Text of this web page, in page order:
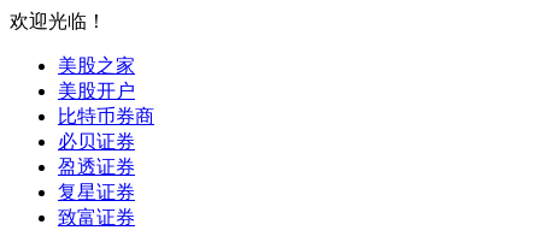
欢迎光临！
美股之家
美股开户
比特币券商
必贝证券
盈透证券
复星证券
致富证券